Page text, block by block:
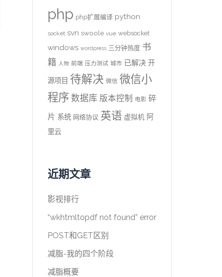
php php扩展编译 python
socket svn swoole vue websocket
windows wordpress 三分钟热度 书
籍 人物 前端 压力测试 城市 已解决 开
源项目 待解决 微信 微信小
程序 数据库 版本控制 电影 碎
片 系统 网络协议 英语 虚拟机 阿
里云
近期文章
影视排行
“wkhtmltopdf not found” error
POST和GET区别
减脂-我的四个阶段
减脂概要